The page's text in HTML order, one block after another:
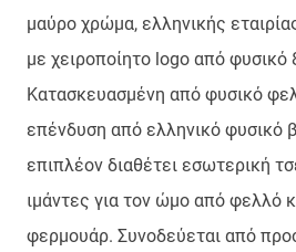
was:
110,00 €.
τιμή
είναι:
55,00 €.
μαύρο χρώμα, ελληνικής
με χειροποίητο logo από φυσικό
Κατασκευασμένη από φυσικό
επένδυση από ελληνικό φυσικό
επιπλέον διαθέτει εσωτερική
ιμάντες για τον ώμο από φελλό
φερμουάρ. Συνοδεύεται από